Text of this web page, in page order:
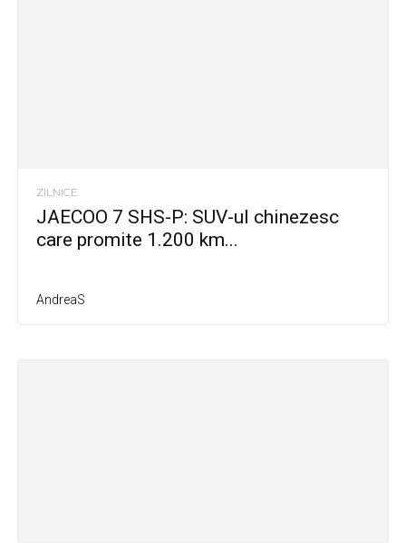
ZILNICE
JAECOO 7 SHS-P: SUV-ul chinezesc
care promite 1.200 km...
AndreaS